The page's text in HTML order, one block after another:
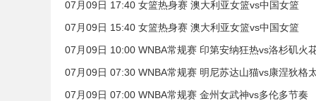
07月09日 17:40 女篮热身赛 澳大利亚女篮vs中国女篮
07月09日 15:40 女篮热身赛 澳大利亚女篮vs中国女篮
07月09日 10:00 WNBA常规赛 印第安纳狂热vs洛杉矶火
07月09日 07:30 WNBA常规赛 明尼苏达山猫vs康涅狄格
07月09日 07:00 WNBA常规赛 金州女武神vs多伦多节奏